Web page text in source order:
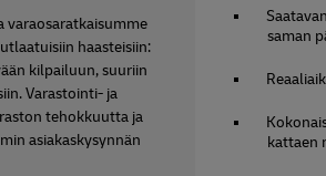
varaosaratkaisumme
haasteisiin:
kilpailuun, suuriin
Varastointi- ja
tehokkuutta ja
asiakaskysynnän
saman
kattaen